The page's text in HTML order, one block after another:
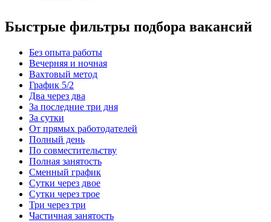
Быстрые фильтры подбора вакансий
Без опыта работы
Вечерняя и ночная
Вахтовый метод
График 5/2
Два через два
За последние три дня
За сутки
От прямых работодателей
Полный день
По совместительству
Полная занятость
Сменный график
Сутки через двое
Сутки через трое
Три через три
Частичная занятость